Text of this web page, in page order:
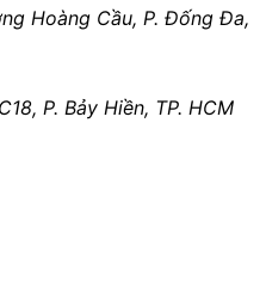
Hoàng Cầu, P. Đống Đa,
P. Bảy Hiền, TP. HCM